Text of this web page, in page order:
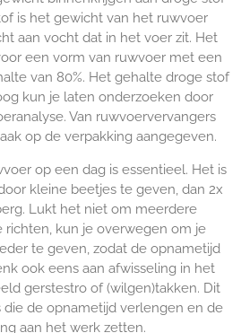
is het gewicht van het ruwvoer
aan vocht dat in het voer zit. Het
een vorm van ruwvoer met een
van 80%. Het gehalte droge stof
kun je laten onderzoeken door
Van ruwvoervervangers
op de verpakking aangegeven.
op een dag is essentieel. Het is
kleine beetjes te geven, dan 2x
Lukt het niet om meerdere
kun je overwegen om je
te geven, zodat de opnametijd
ook eens aan afwisseling in het
gerstestro of (wilgen)takken. Dit
die de opnametijd verlengen en de
aan het werk zetten.